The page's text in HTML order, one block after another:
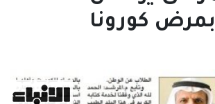
بمرض كورونا